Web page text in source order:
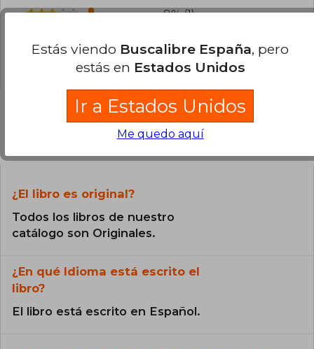
8% (1)
0% (0)
Preguntas frecuentes sobre el libro
¿El libro es original?
Todos los libros de nuestro
catálogo son Originales.
¿En qué Idioma está escrito el
libro?
El libro está escrito en Español.
Estás viendo Buscalibre España, pero
estás en Estados Unidos
Ir a Estados Unidos
Me quedo aquí